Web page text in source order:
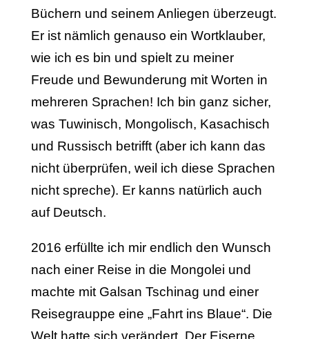
Büchern und seinem Anliegen überzeugt.
Er ist nämlich genauso ein Wortklauber,
wie ich es bin und spielt zu meiner
Freude und Bewunderung mit Worten in
mehreren Sprachen! Ich bin ganz sicher,
was Tuwinisch, Mongolisch, Kasachisch
und Russisch betrifft (aber ich kann das
nicht überprüfen, weil ich diese Sprachen
nicht spreche). Er kanns natürlich auch
auf Deutsch.
2016 erfüllte ich mir endlich den Wunsch
nach einer Reise in die Mongolei und
machte mit Galsan Tschinag und einer
Reisegrauppe eine „Fahrt ins Blaue“. Die